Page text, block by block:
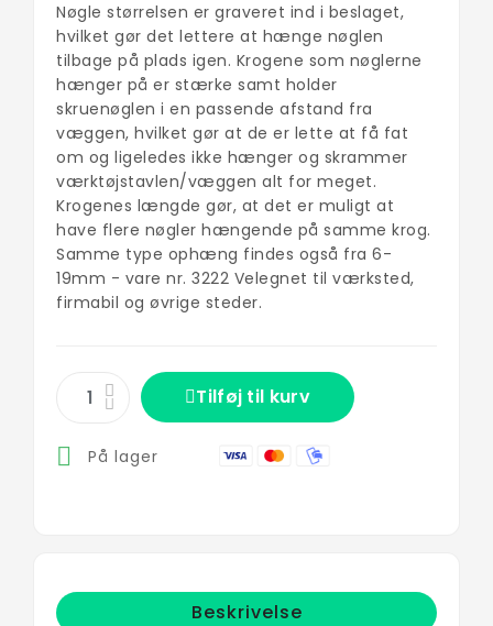
Nøgle størrelsen er graveret ind i beslaget,
hvilket gør det lettere at hænge nøglen
tilbage på plads igen. Krogene som nøglerne
hænger på er stærke samt holder
skruenøglen i en passende afstand fra
væggen, hvilket gør at de er lette at få fat
om og ligeledes ikke hænger og skrammer
værktøjstavlen/væggen alt for meget.
Krogenes længde gør, at det er muligt at
have flere nøgler hængende på samme krog.
Samme type ophæng findes også fra 6-
19mm - vare nr. 3222 Velegnet til værksted,
firmabil og øvrige steder.
Tilføj til kurv
 På lager
Beskrivelse